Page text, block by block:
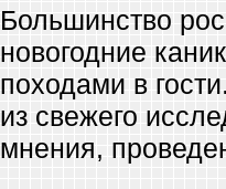
Большинство
новогодние
походами в
из свежего
мнения,